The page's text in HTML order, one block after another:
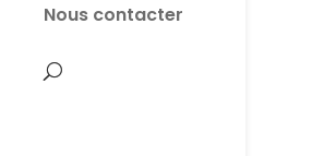
Nous contacter